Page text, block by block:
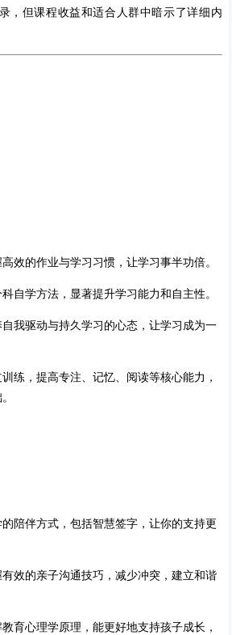
，但课程收益和适合人群中暗示了详细内
效的作业与学习习惯，让学习事半功倍。
科自学方法，显著提升学习能力和自主性。
自我驱动与持久学习的心态，让学习成为一
训练，提高专注、记忆、阅读等核心能力，
陪伴方式，包括智慧签字，让你的支持更
有效的亲子沟通技巧，减少冲突，建立和谐
教育心理学原理，能更好地支持孩子成长，